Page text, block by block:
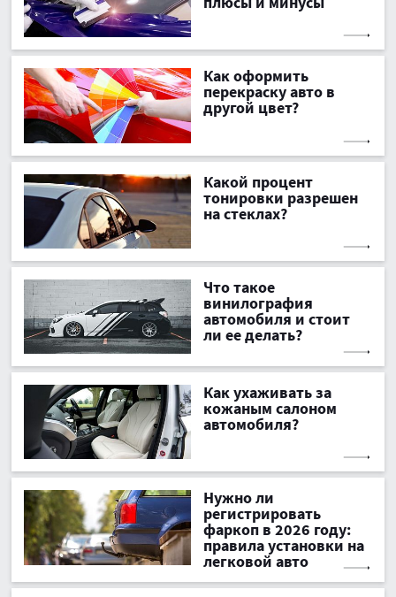
Как оформить
перекраску авто в
другой цвет?
Какой процент
тонировки разрешен
на стеклах?
Что такое
винилография
автомобиля и стоит
ли ее делать?
Как ухаживать за
кожаным салоном
автомобиля?
Нужно ли
регистрировать
фаркоп в 2026 году:
правила установки на
легковой авто